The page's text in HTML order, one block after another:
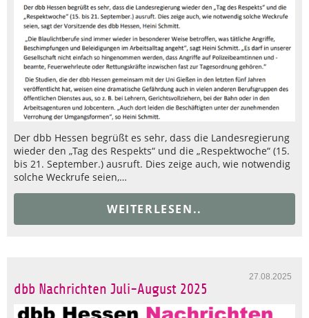
Der dbb Hessen begrüßt es sehr, dass die Landesregierung
wieder den „Tag des Respekts“ und die „Respektwoche“ (15.
bis 21. September.) ausruft. Dies zeige auch, wie notwendig
solche Weckrufe seien,…
WEITERLESEN..
27.08.2025
dbb Nachrichten Juli-August 2025